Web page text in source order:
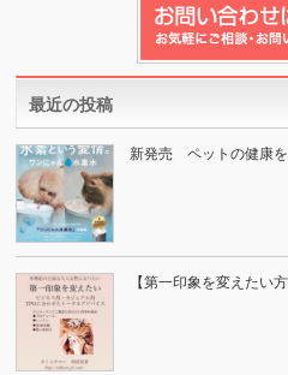
最近の投稿
新発売 ペットの健康
【第一印象を変えたい